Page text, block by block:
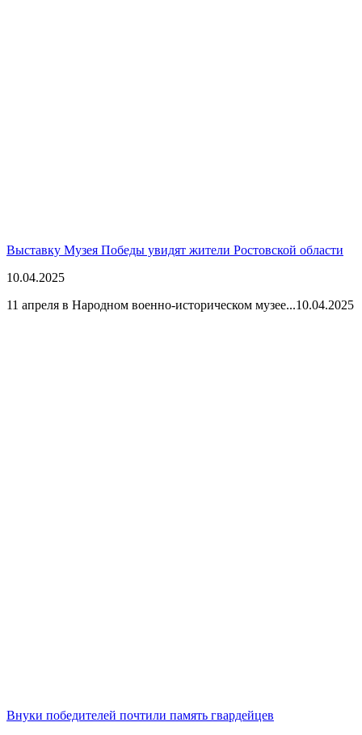
Выставку Музея Победы увидят жители Ростовской области
10.04.2025
11 апреля в Народном военно-историческом музее...10.04.2025
Внуки победителей почтили память гвардейцев